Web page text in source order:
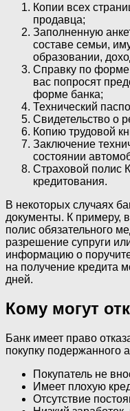
Копии всех
продавца;
Заполненную
составе семьи,
образовании,
Справку по
вас попросят
форме банка;
Технический
Свидетельство о
Копию трудовой
Заключение
состоянии
Страховой полис
кредитования.
В некоторых случаях
документы. К примеру,
полис обязательного
разрешение супруги
информацию о
на получение кредита
дней.
Кому могут
Банк имеет право
покупку подержанного
Покупатель не
Имеет плохую
Отсутствие